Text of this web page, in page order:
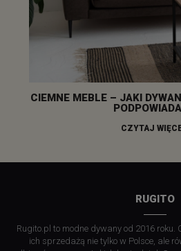
CIEMNE MEBLE – JAKI
CZYTAJ
RUGITO
Rugito.pl to modne dywany od 2016
ich sprzedażą nie tylko w Polsce, ale